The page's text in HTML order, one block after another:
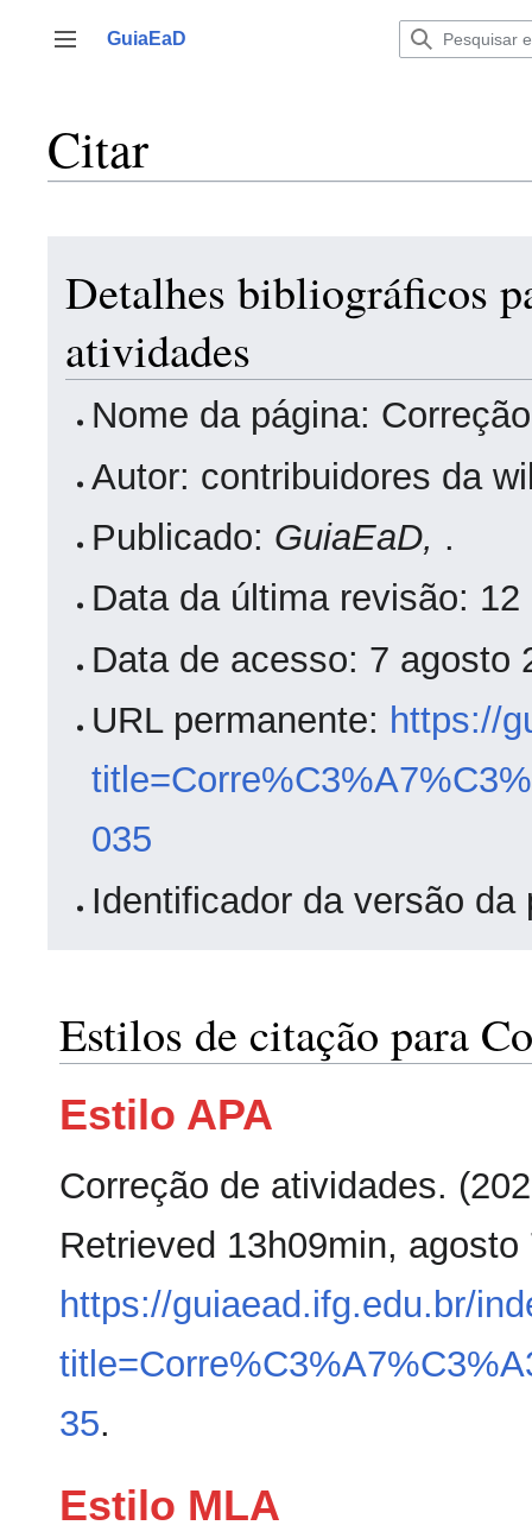
para
Alternar barra lateral
GuiaEaD
Citar
Detalhes bibliográficos
atividades
Nome da página:
Autor: contribuidores da
Publicado: GuiaEaD, .
Data da última revisão:
Data de acesso: 7 agosto
URL permanente: https://
035
Identificador da versão da
Estilos de citação para
Estilo APA
Correção de atividades.
Retrieved 13h09min,
https://guiaead.ifg.edu.br/
35.
Estilo MLA